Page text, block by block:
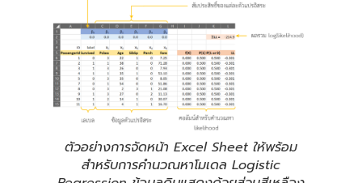
ตัวอย่างการจัดหน้า Excel Sheet ให้พร้อม
สำหรับการคำนวณหาโมเดล Logistic